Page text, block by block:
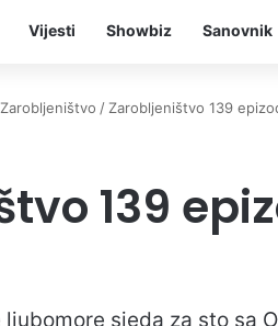
Vijesti Showbiz Sanovnik
Zarobljeništvo / Zarobljeništvo 139
139
sjeda za sto sa